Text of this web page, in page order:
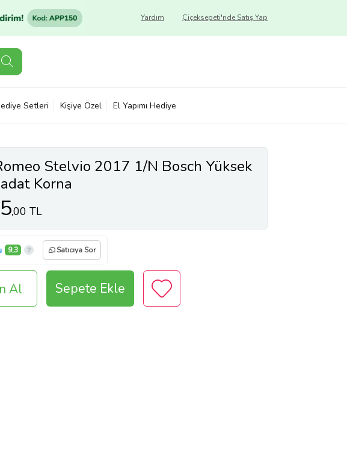
Çiçeksepeti'nde Satış Yap
Yardım
Setleri Kişiye Özel El Yapımı Hediye
Stelvio 2017 1/N Bosch Yüksek
Korna
,00 TL
9,3 Satıcıya Sor
Al Sepete Ekle